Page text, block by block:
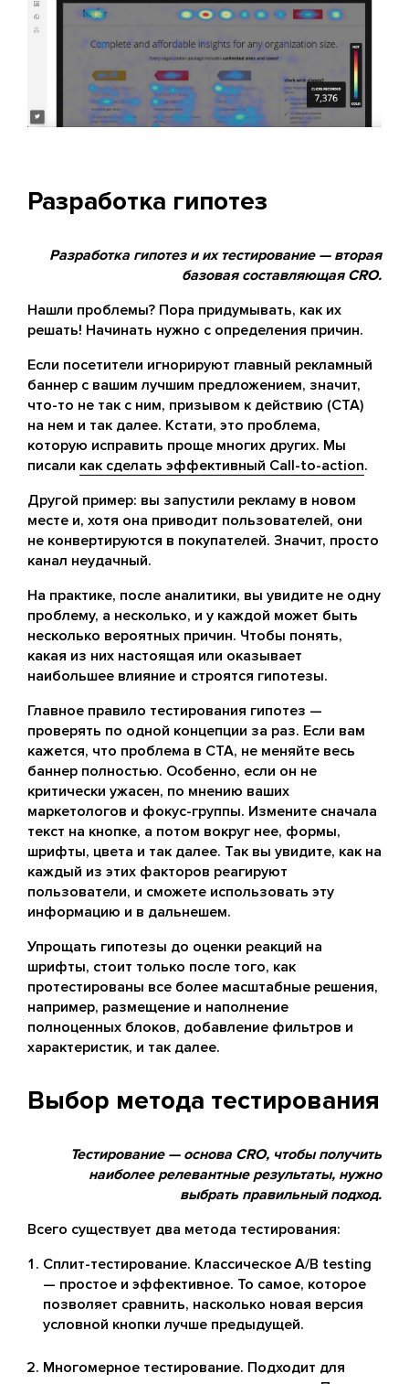
Разработка гипотез
Разработка гипотез и их тестирование — вторая
базовая составляющая CRO.
Нашли проблемы? Пора придумывать, как их
решать! Начинать нужно с определения причин.
Если посетители игнорируют главный рекламный
баннер с вашим лучшим предложением, значит,
что-то не так с ним, призывом к действию (CTA)
на нем и так далее. Кстати, это проблема,
которую исправить проще многих других. Мы
писали как сделать эффективный Call-to-action.
Другой пример: вы запустили рекламу в новом
месте и, хотя она приводит пользователей, они
не конвертируются в покупателей. Значит, просто
канал неудачный.
На практике, после аналитики, вы увидите не одну
проблему, а несколько, и у каждой может быть
несколько вероятных причин. Чтобы понять,
какая из них настоящая или оказывает
наибольшее влияние и строятся гипотезы.
Главное правило тестирования гипотез —
проверять по одной концепции за раз. Если вам
кажется, что проблема в CTA, не меняйте весь
баннер полностью. Особенно, если он не
критически ужасен, по мнению ваших
маркетологов и фокус-группы. Измените сначала
текст на кнопке, а потом вокруг нее, формы,
шрифты, цвета и так далее. Так вы увидите, как на
каждый из этих факторов реагируют
пользователи, и сможете использовать эту
информацию и в дальнешем.
Упрощать гипотезы до оценки реакций на
шрифты, стоит только после того, как
протестированы все более масштабные решения,
например, размещение и наполнение
полноценных блоков, добавление фильтров и
характеристик, и так далее.
Выбор метода тестирования
Тестирование — основа CRO, чтобы получить
наиболее релевантные результаты, нужно
выбрать правильный подход.
Всего существует два метода тестирования:
Сплит-тестирование. Классическое A/B testing
— простое и эффективное. То самое, которое
позволяет сравнить, насколько новая версия
условной кнопки лучше предыдущей.
Многомерное тестирование. Подходит для